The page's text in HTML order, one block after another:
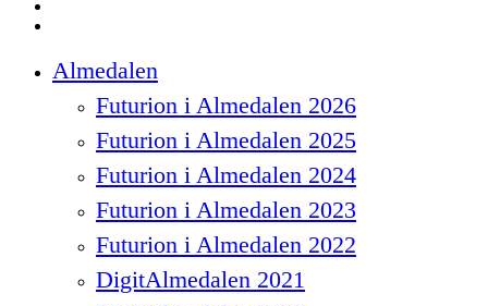
Menu
Almedalen
Futurion i Almedalen 2026
Futurion i Almedalen 2025
Futurion i Almedalen 2024
Futurion i Almedalen 2023
Futurion i Almedalen 2022
DigitAlmedalen 2021